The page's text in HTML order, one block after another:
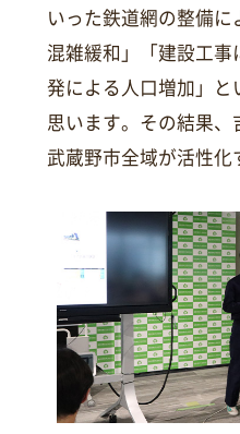
いった鉄道網の整備
混雑緩和」「建設工
発による人口増加」と
思います。その結果、
武蔵野市全域が活性化